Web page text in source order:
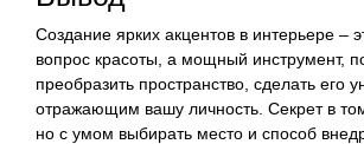
Создание ярких акцентов в интерьере –
вопрос красоты, а мощный инструмент,
преобразить пространство, сделать его
отражающим вашу личность. Секрет в
но с умом выбирать место и способ